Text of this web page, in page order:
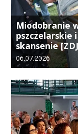
Miodobranie
pszczelarskie
skansenie
Data dodania galerii:
06.07.2026